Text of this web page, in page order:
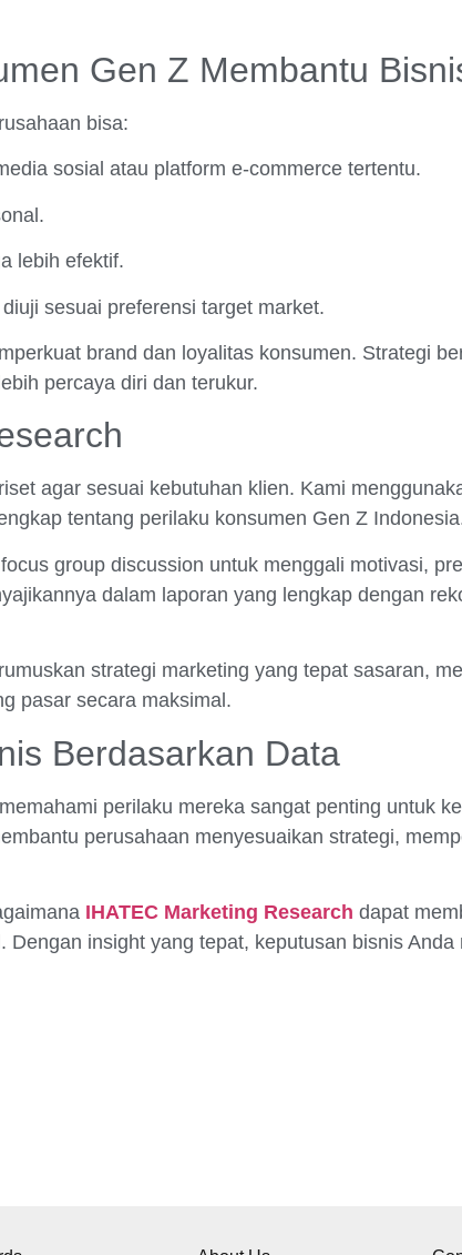
Gen Z Membantu
bisa:
sosial atau platform e-commerce tertentu.
lebih efektif.
sesuai preferensi target market.
brand dan loyalitas konsumen. Strategi
percaya diri dan terukur.
agar sesuai kebutuhan klien. Kami
tentang perilaku konsumen Gen Z
group discussion untuk menggali motivasi,
dalam laporan yang lengkap dengan
strategi marketing yang tepat sasaran,
pasar secara maksimal.
Berdasarkan Data
perilaku mereka sangat penting untuk
perusahaan menyesuaikan strategi,
IHATEC Marketing Research dapat
insight yang tepat, keputusan bisnis Anda